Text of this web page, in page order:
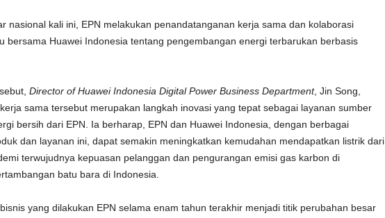
nasional kali ini, EPN melakukan penandatanganan kerja sama dan kolaborasi
bersama Huawei Indonesia tentang pengembangan energi terbarukan berbasis
Director of Huawei Indonesia Digital Power Business Department, Jin Song,
sama tersebut merupakan langkah inovasi yang tepat sebagai layanan sumber
bersih dari EPN. Ia berharap, EPN dan Huawei Indonesia, dengan berbagai
dan layanan ini, dapat semakin meningkatkan kemudahan mendapatkan listrik dari
terwujudnya kepuasan pelanggan dan pengurangan emisi gas karbon di
batu bara di Indonesia.
yang dilakukan EPN selama enam tahun terakhir menjadi titik perubahan besar